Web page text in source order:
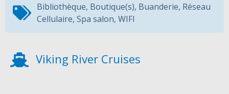
Bibliothèque, Boutique(s), Buanderie, Réseau
Cellulaire, Spa salon, WIFI
Viking River Cruises